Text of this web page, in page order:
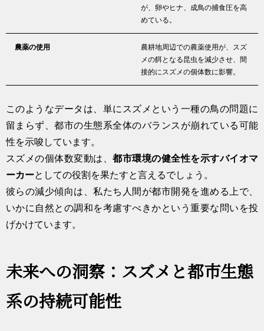
が、卵やヒナ、成鳥の捕食圧を高
めている。
農薬の使用
農耕地周辺での農薬使用が、スズ
メの餌となる昆虫を減少させ、間
接的にスズメの個体数に影響。
このようなデータは、単にスズメという一種の鳥の問題に
留まらず、都市の生態系全体のバランスが崩れている可能
性を示唆しています。
スズメの個体数変動は、都市環境の健全性を示すバイオマ
ーカーとしての役割を果たすと言えるでしょう。
彼らの減少傾向は、私たち人間が都市開発を進める上で、
いかに自然との調和を考慮すべきかという重要な問いを投
げかけています。
未来への洞察：スズメと都市生態
系の持続可能性